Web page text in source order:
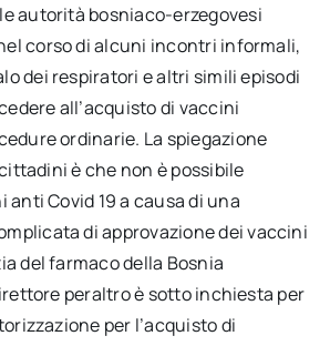
autorità bosniaco-erzegovesi
corso di alcuni incontri informali,
dei respiratori e altri simili episodi
all’acquisto di vaccini
ordinarie. La spiegazione
è che non è possibile
Covid 19 a causa di una
di approvazione dei vaccini
del farmaco della Bosnia
peraltro è sotto inchiesta per
per l’acquisto di